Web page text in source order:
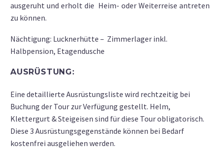
ausgeruht und erholt die Heim- oder Weiterreise antreten
zu können.
Nächtigung: Lucknerhütte – Zimmerlager inkl.
Halbpension, Etagendusche
AUSRÜSTUNG:
Eine detaillierte Ausrüstungsliste wird rechtzeitig bei
Buchung der Tour zur Verfügung gestellt. Helm,
Klettergurt & Steigeisen sind für diese Tour obligatorisch.
Diese 3 Ausrüstungsgegenstände können bei Bedarf
kostenfrei ausgeliehen werden.